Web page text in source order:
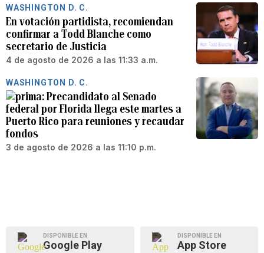
WASHINGTON D. C.
En votación partidista, recomiendan
confirmar a Todd Blanche como
secretario de Justicia
4 de agosto de 2026 a las 11:33 a.m.
WASHINGTON D. C.
Precandidato al Senado
federal por Florida llega este martes a
Puerto Rico para reuniones y recaudar
fondos
3 de agosto de 2026 a las 11:10 p.m.
DISPONIBLE EN
Google Play
DISPONIBLE EN
App Store